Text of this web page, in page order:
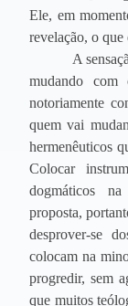
Ele, em
revelação, o que
A
mudando com
notoriamente
quem vai
hermenêuticos
Colocar
dogmáticos
proposta,
desprover-se
colocam na
progredir, sem
que muitos